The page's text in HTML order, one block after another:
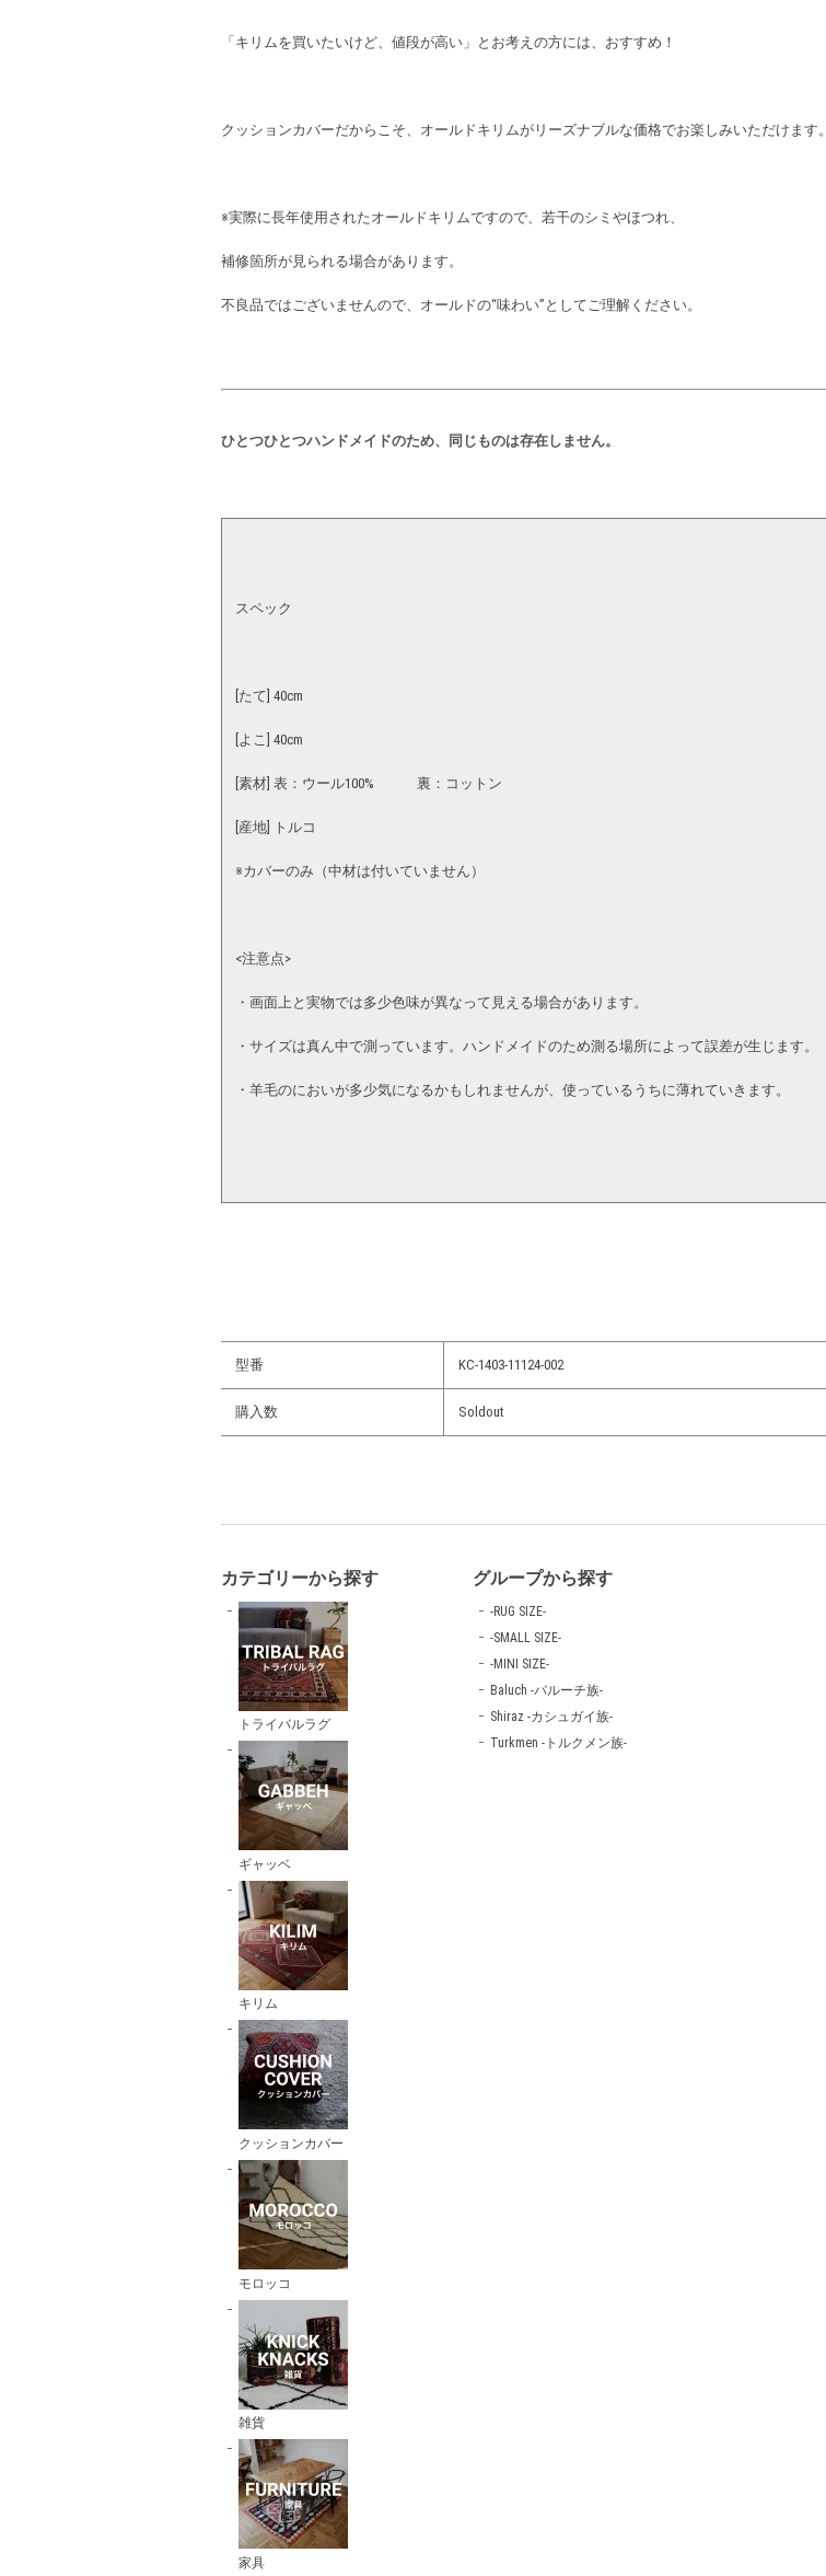
「キリムを買いたいけど、値段が高い」とお考えの方には、おすすめ！
クッションカバーだからこそ、オールドキリムがリーズナブルな価格でお楽しみいただけます。
※実際に長年使用されたオールドキリムですので、若干のシミやほつれ、
補修箇所が見られる場合があります。
不良品ではございませんので、オールドの“味わい”としてご理解ください。
ひとつひとつハンドメイドのため、同じものは存在しません。
スペック
[たて] 40cm
[よこ] 40cm
[素材] 表：ウール100% 裏：コットン
[産地] トルコ
※カバーのみ（中材は付いていません）
<注意点>
・画面上と実物では多少色味が異なって見える場合があります。
・サイズは真ん中で測っています。ハンドメイドのため測る場所によって誤差が生じます。
・羊毛のにおいが多少気になるかもしれませんが、使っているうちに薄れていきます。
型番 KC-1403-11124-002
購入数 Soldout
カテゴリーから探す
トライバルラグ
ギャッベ
キリム
クッションカバー
モロッコ
雑貨
家具
グループから探す
-RUG SIZE-
-SMALL SIZE-
-MINI SIZE-
Baluch -バルーチ族-
Shiraz -カシュガイ族-
Turkmen -トルクメン族-